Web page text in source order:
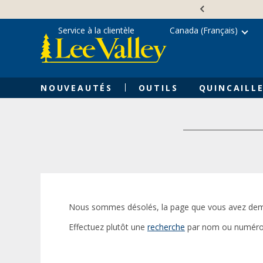
content
NOUVEAUTÉS OUTILS
Service à la clientèle Canada (Français)
Nous sommes désolés, la page que vous avez
Effectuez plutôt une recherche par nom ou